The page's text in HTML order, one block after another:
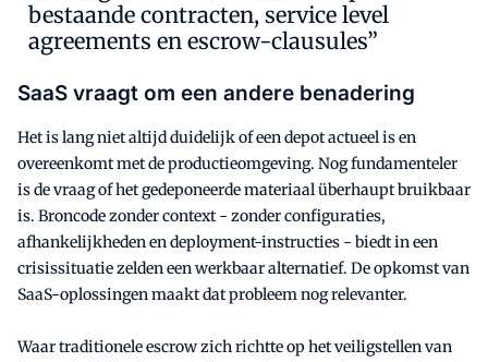
bestaande contracten, service level
agreements en escrow-clausules”
SaaS vraagt om een andere benadering
Het is lang niet altijd duidelijk of een depot actueel is en
overeenkomt met de productieomgeving. Nog fundamenteler
is de vraag of het gedeponeerde materiaal überhaupt bruikbaar
is. Broncode zonder context - zonder configuraties,
afhankelijkheden en deployment-instructies - biedt in een
crisissituatie zelden een werkbaar alternatief. De opkomst van
SaaS-oplossingen maakt dat probleem nog relevanter.
Waar traditionele escrow zich richtte op het veiligstellen van